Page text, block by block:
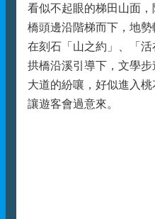
看似不起眼的梯田山面，
橋頭邊沿階梯而下，地勢
在刻石「山之約」、「
拱橋沿溪引導下，文學
大道的紛嚷，好似進入
讓遊客會過意來。